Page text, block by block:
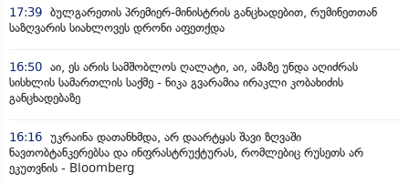
17:39 ბულგარეთის პრემიერ-მინისტრის განცხადებით, რუმინეთთან
საზღვარის სიახლოვეს დრონი აფეთქდა
16:50 აი, ეს არის სამშობლოს ღალატი, აი, ამაზე უნდა აღიძრას
სისხლის სამართლის საქმე - ნიკა გვარამია ირაკლი კობახიძის
განცხადებაზე
16:16 უკრაინა დათანხმდა, არ დაარტყას შავი ზღვაში
ნავთობტანკერებსა და ინფრასტრუქტურას, რომლებიც რუსეთს არ
ეკუთვნის - Bloomberg